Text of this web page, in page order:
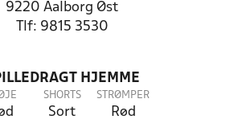
9220 Aalborg Øst
Tlf: 9815 3530
HJEMME
SHORTS
Sort
STRØMPER
Rød